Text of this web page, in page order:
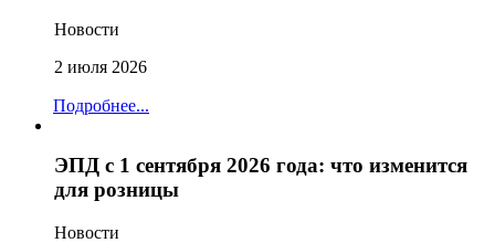
Новости
2 июля 2026
Подробнее...
ЭПД с 1 сентября 2026 года: что изменится
для розницы
Новости